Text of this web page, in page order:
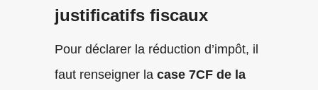
justificatifs fiscaux
Pour déclarer la réduction d’impôt, il
faut renseigner la case 7CF de la